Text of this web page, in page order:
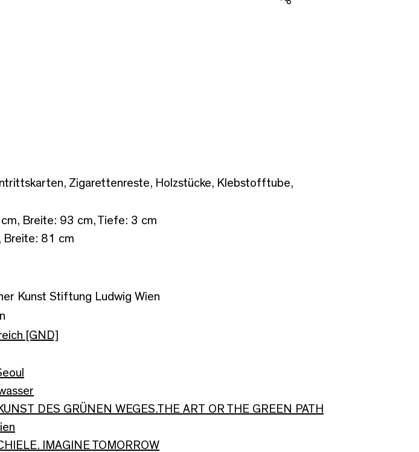
Zigarettenreste, Holzstücke, Klebstofftube,
Breite: 93 cm, Tiefe: 3 cm
Breite: 81 cm
Kunst Stiftung Ludwig Wien
[GND]
DES GRÜNEN WEGES.THE ART OR THE GREEN PATH
IMAGINE TOMORROW